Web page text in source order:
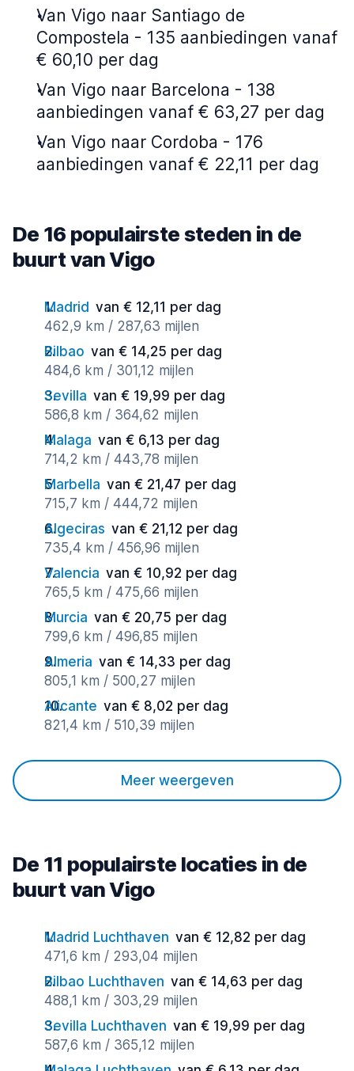
Van Vigo naar Santiago de
Compostela - 135 aanbiedingen vanaf
€ 60,10 per dag
Van Vigo naar Barcelona - 138
aanbiedingen vanaf € 63,27 per dag
Van Vigo naar Cordoba - 176
aanbiedingen vanaf € 22,11 per dag
De 16 populairste steden in de
buurt van Vigo
Madrid van € 12,11 per dag
462,9 km / 287,63 mijlen
Bilbao van € 14,25 per dag
484,6 km / 301,12 mijlen
Sevilla van € 19,99 per dag
586,8 km / 364,62 mijlen
Malaga van € 6,13 per dag
714,2 km / 443,78 mijlen
Marbella van € 21,47 per dag
715,7 km / 444,72 mijlen
Algeciras van € 21,12 per dag
735,4 km / 456,96 mijlen
Valencia van € 10,92 per dag
765,5 km / 475,66 mijlen
Murcia van € 20,75 per dag
799,6 km / 496,85 mijlen
Almeria van € 14,33 per dag
805,1 km / 500,27 mijlen
Alicante van € 8,02 per dag
821,4 km / 510,39 mijlen
Meer weergeven
De 11 populairste locaties in de
buurt van Vigo
Madrid Luchthaven van € 12,82 per dag
471,6 km / 293,04 mijlen
Bilbao Luchthaven van € 14,63 per dag
488,1 km / 303,29 mijlen
Sevilla Luchthaven van € 19,99 per dag
587,6 km / 365,12 mijlen